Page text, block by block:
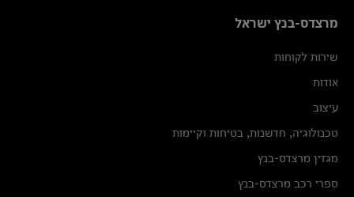
מרצדס-בנץ ישראל
שירות לקוחות
אודות
עיצוב
טכנולוגיה, חדשנות, בטיחות וקיימות
מגזין מרצדס-בנץ
ספרי רכב מרצדס-בנץ